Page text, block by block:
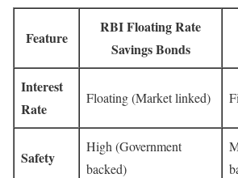
Feature
RBI Floating Rate
Savings Bonds
Interest
Rate
Floating (Market linked)
Safety
High (Government
backed)